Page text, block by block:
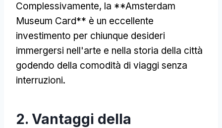
Complessivamente, la **Amsterdam
Museum Card** è un eccellente
investimento per chiunque desideri
immergersi nell'arte e nella storia della città
godendo della comodità di viaggi senza
interruzioni.
2. Vantaggi della